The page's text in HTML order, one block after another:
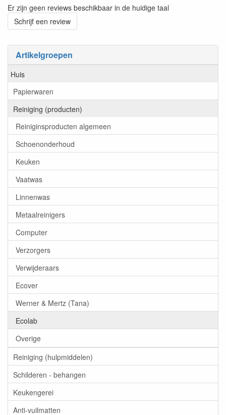
Artikelgroepen
Huis
Papierwaren
Reiniging (producten)
Reiniginsproducten algemeen
Schoenonderhoud
Keuken
Vaatwas
Linnenwas
Metaalreinigers
Computer
Verzorgers
Verwijderaars
Ecover
Werner & Mertz (Tana)
Ecolab
Overige
Reiniging (hulpmiddelen)
Schilderen - behangen
Keukengerei
Anti-vuilmatten
Er zijn geen reviews beschikbaar in de huidige taal
Schrijf een review